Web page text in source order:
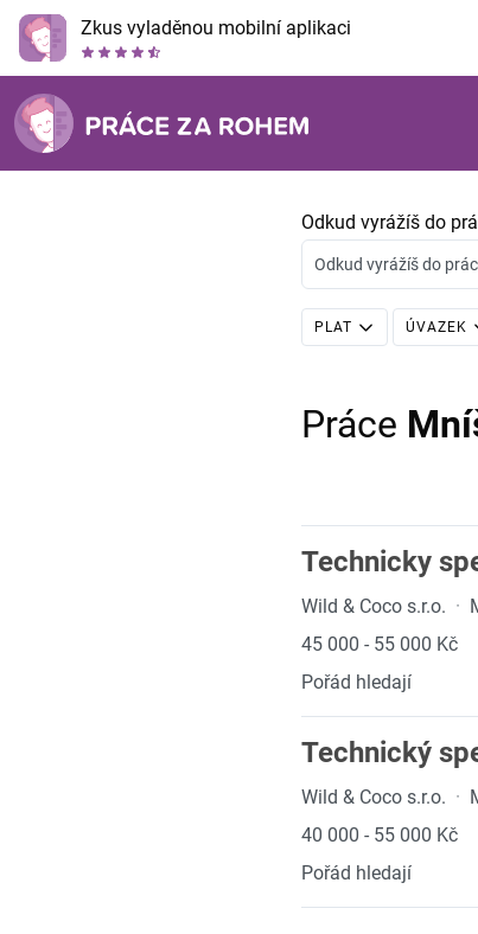
Zkus vyladěnou mobilní aplikaci
Odkud vyrážíš do
Odkud vyrážíš do
PLAT ÚVAZEK
Práce
Technicky
Wild & Coco s.r.o. ·
45 000 - 55 000 Kč
Pořád hledají
Technický
Wild & Coco s.r.o. ·
40 000 - 55 000 Kč
Pořád hledají